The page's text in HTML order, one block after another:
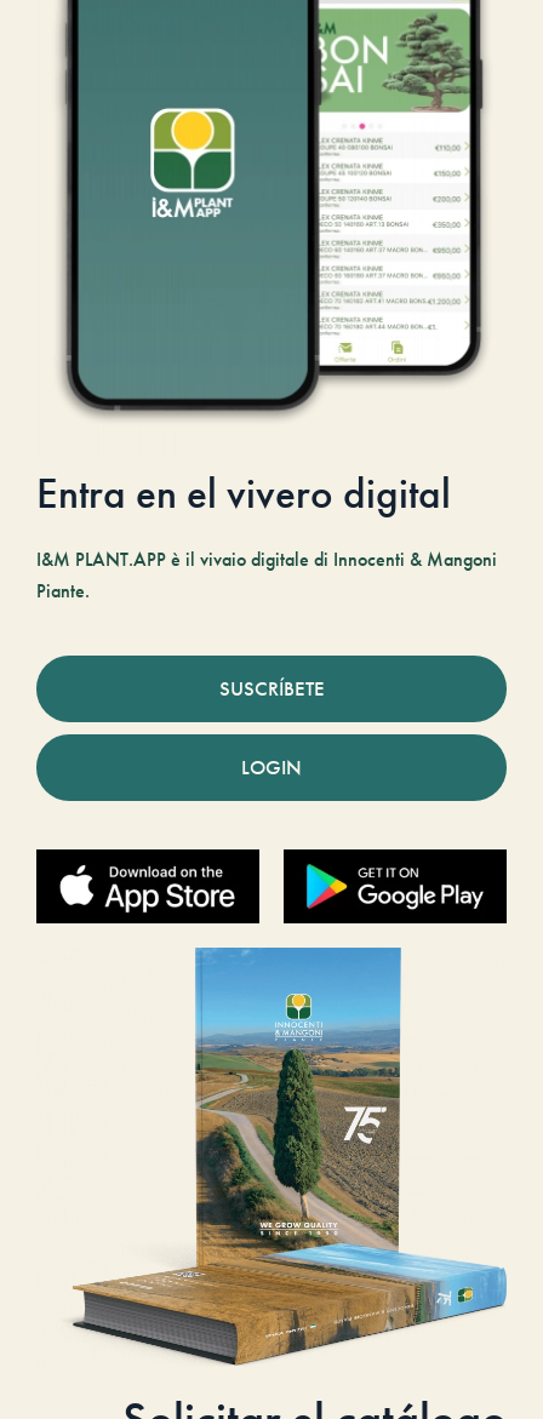
Entra en el vivero digital
I&M PLANT.APP è il vivaio digitale di Innocenti & Mangoni
Piante.
SUSCRÍBETE
LOGIN